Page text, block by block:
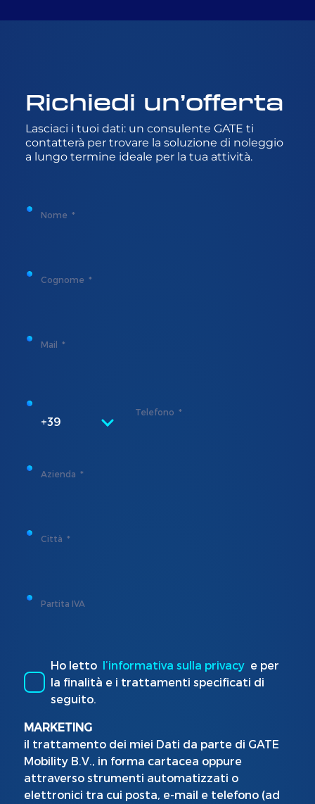
Richiedi un’offerta
Lasciaci i tuoi dati: un consulente GATE ti
contatterà per trovare la soluzione di noleggio
a lungo termine ideale per la tua attività.
Nome
Cognome
Mail
+39
Telefono
Azienda
Città
Partita IVA
Ho letto l’informativa sulla privacy e per
la finalità e i trattamenti specificati di
seguito.
MARKETING
il trattamento dei miei Dati da parte di GATE
Mobility B.V., in forma cartacea oppure
attraverso strumenti automatizzati o
elettronici tra cui posta, e-mail e telefono (ad